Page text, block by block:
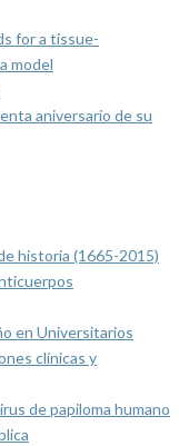
for a tissue-
model
aniversario de su
historia (1665-2015)
en Universitarios
clínicas y
de papiloma humano